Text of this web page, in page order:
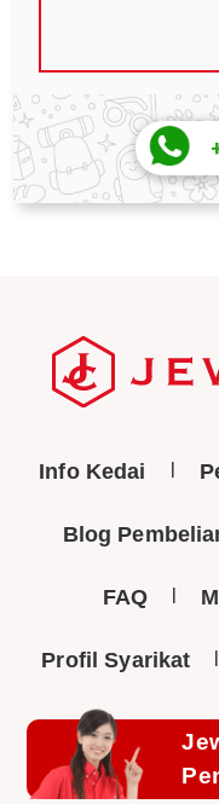
Info Kedai
Blog
FAQ
Profil Syarikat